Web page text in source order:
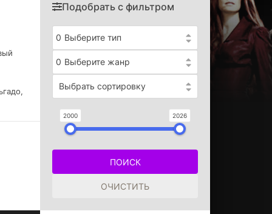
Подобрать с фильтром
0 Выберите тип
0 Выберите жанр
Выбрать сортировку
2000 2026